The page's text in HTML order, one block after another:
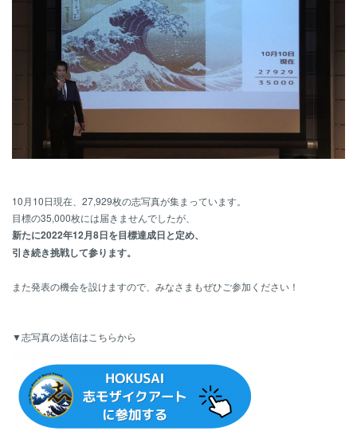
10月10日現在、27,929枚の志写真が集まっています。
目標の35,000枚には届きませんでしたが、
新たに2022年12月8日を目標達成日と定め、
引き続き挑戦して参ります。
また発表の機会を設けますので、みなさまもぜひご参加ください！
▼志写真の送信はこちらから